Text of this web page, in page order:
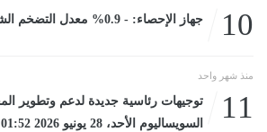
10 جهاز الإحصاء: - 0.9% معدل التضخم الشهرى لشهر يونيو 2026
منذ شهر واحد
11
توجيهات رئاسية جديدة لدعم وتطوير
السويساليوم الأحد، 28 يونيو 2026 01:52 مـ